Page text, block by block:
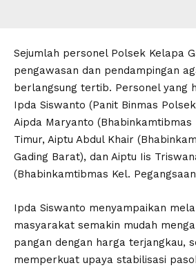
Sejumlah personel Polsek Kelapa
pengawasan dan pendampingan
berlangsung tertib. Personel yang
Ipda Siswanto (Panit Binmas
Aipda Maryanto (Bhabinkamtibmas
Timur, Aiptu Abdul Khair
Gading Barat), dan Aiptu Iis
(Bhabinkamtibmas Kel.
Ipda Siswanto menyampaikan
masyarakat semakin mudah
pangan dengan harga terjangkau,
memperkuat upaya stabilisasi